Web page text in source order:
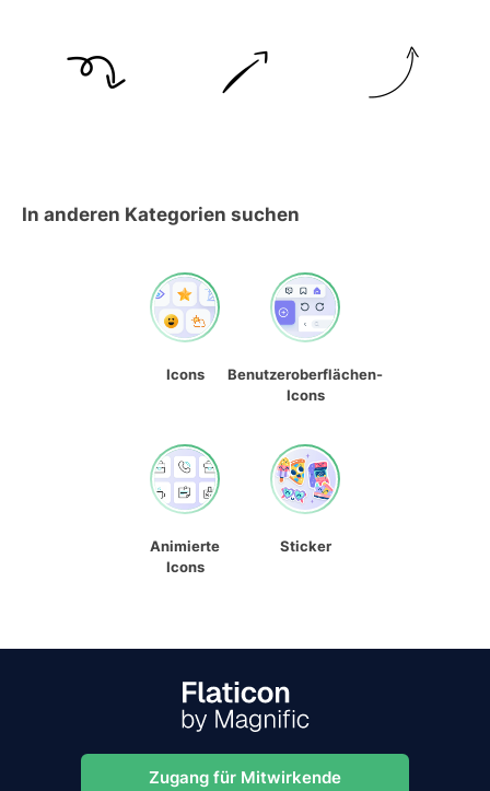
In anderen Kategorien suchen
Icons
Benutzeroberflächen-
Icons
Animierte
Icons
Sticker
Zugang für Mitwirkende